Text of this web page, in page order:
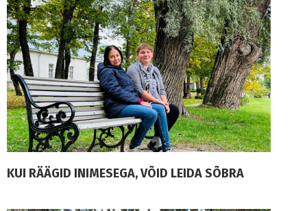
KUI RÄÄGID INIMESEGA, VÕID LEIDA SÕBRA